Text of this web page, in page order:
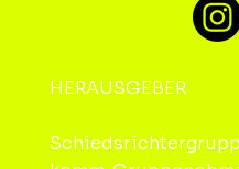
HERAUSGEBER